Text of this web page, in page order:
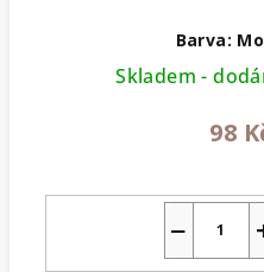
Barva:
Skladem -
98
−